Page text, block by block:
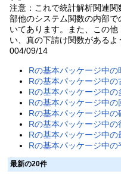
注意：これで統計解析関連
部他のシステム関数の内部
いてあります。また、この
い、真の下請け関数がある
004/09/14
Rの基本パッケージ中
Rの基本パッケージ中
Rの基本パッケージ中
Rの基本パッケージ中
Rの基本パッケージ中
Rの基本パッケージ中
Rの基本パッケージ中
Rの基本パッケージ中
最新の20件